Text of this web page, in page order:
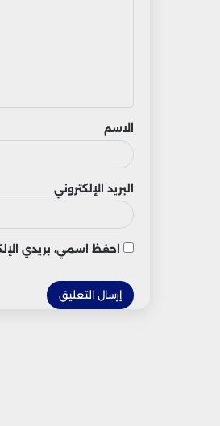
ق
الاسم
البريد الإلكتروني
احفظ اسمي، بريدي